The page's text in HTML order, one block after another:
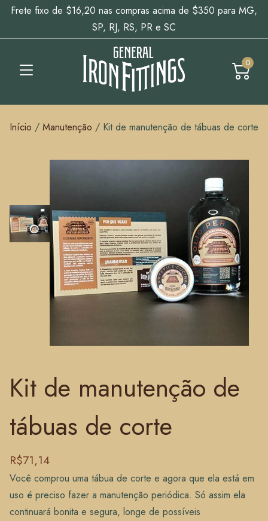
Frete fixo de $16,20 nas compras acima de $350 para MG,
SP, RJ, RS, PR e SC
0
Início / Manutenção / Kit de manutenção de tábuas de corte
Kit de manutenção de
tábuas de corte
R$71,14
Você comprou uma tábua de corte e agora que ela está em
uso é preciso fazer a manutenção periódica. Só assim ela
continuará bonita e segura, longe de possíveis